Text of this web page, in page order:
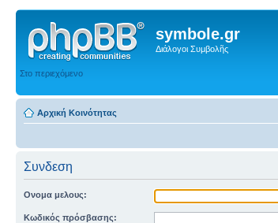
symbole.gr
Διάλογοι Συμβολῆς
Στο περιεχόμενο
Αρχική Κοινότητας
Συνδεση
Ονομα μελους:
Κωδικός πρόσβασης: